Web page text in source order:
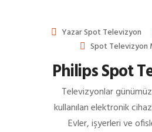
YazarSpot Televizyon
Spot Televizyon
Philips Spot
Televizyonlar
kullanılan elektronik
Evler, işyerleri ve